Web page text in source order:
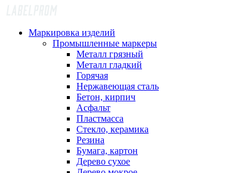
Маркировка изделий
Промышленные маркеры
Металл грязный
Металл гладкий
Горячая
Нержавеющая сталь
Бетон, кирпич
Асфальт
Пластмасса
Стекло, керамика
Резина
Бумага, картон
Дерево сухое